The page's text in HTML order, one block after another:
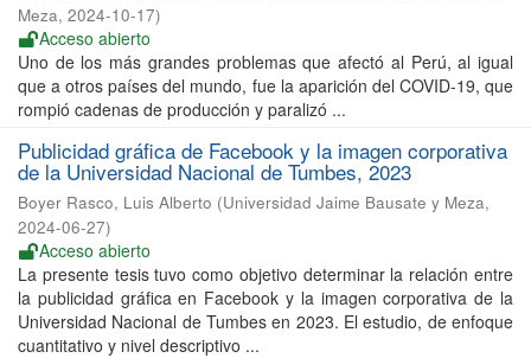
Meza, 2024-10-17)
Acceso abierto
Uno de los más grandes problemas que afectó al Perú, al igual
que a otros países del mundo, fue la aparición del COVID-19, que
rompió cadenas de producción y paralizó ...
Publicidad gráfica de Facebook y la imagen corporativa
de la Universidad Nacional de Tumbes, 2023
Boyer Rasco, Luis Alberto (Universidad Jaime Bausate y Meza,
2024-06-27)
Acceso abierto
La presente tesis tuvo como objetivo determinar la relación entre
la publicidad gráfica en Facebook y la imagen corporativa de la
Universidad Nacional de Tumbes en 2023. El estudio, de enfoque
cuantitativo y nivel descriptivo ...